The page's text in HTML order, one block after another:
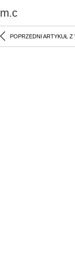
m.c
POPRZEDNI ARTYKUŁ Z